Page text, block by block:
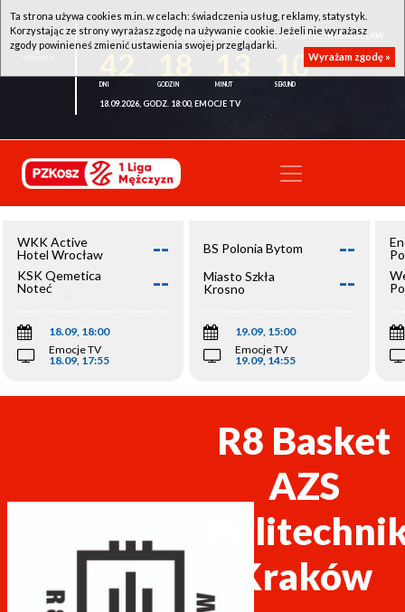
WKK ACTIVE HOTEL WROCŁAW - KSK QEMETICA NOTEĆ INOWROCŁAW
10
18.09.2026, GODZ. 18:00, EMOCJE TV
WKK Active
Hotel Wrocław
--
KSK Qemetica
Noteć
Inowrocław
--
18.09, 18:00
Emocje TV
18.09, 17:55
BS Polonia Bytom --
Miasto Szkła
Krosno
--
19.09, 15:00
Emocje TV
19.09, 14:55
R8 Basket
AZS
Kraków
Ta strona używa cookies m.in. w celach: świadczenia usług, reklamy, statystyk.
Korzystając ze strony wyrażasz zgodę na używanie cookie. Jeżeli nie wyrażasz
zgody powinieneś zmienić ustawienia swojej przeglądarki.
Wyrażam zgodę »